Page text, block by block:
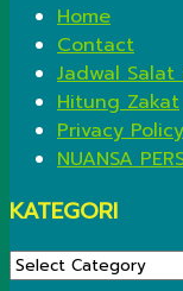
Home
Contact
Jadwal Salat
Hitung Zakat
Privacy Policy
NUANSA
KATEGORI
KATEGORI